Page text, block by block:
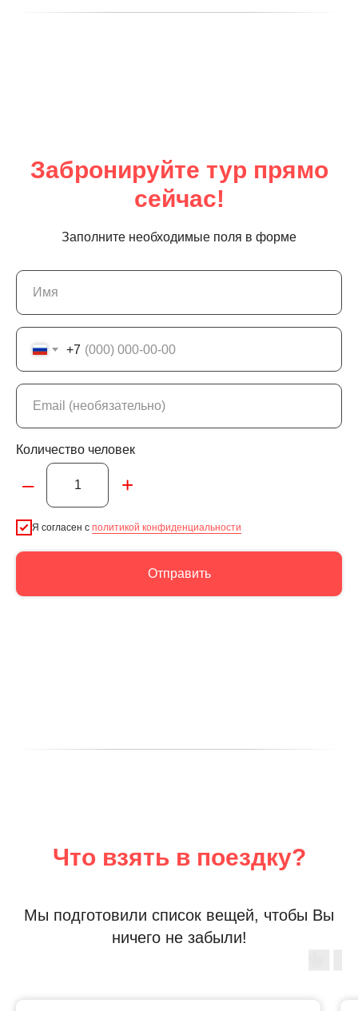
Забронируйте тур прямо
сейчас!
Заполните необходимые поля в форме
+7
Количество человек
– +
Я согласен с политикой конфиденциальности
Отправить
Что взять в поездку?
Мы подготовили список вещей, чтобы Вы
ничего не забыли!